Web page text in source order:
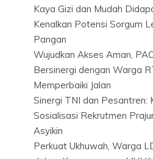
Kaya Gizi dan Mudah
Kenalkan Potensi Sorgum
Pangan
Wujudkan Akses Aman,
Bersinergi dengan Warga
Memperbaiki Jalan
Sinergi TNI dan Pesantren:
Sosialisasi Rekrutmen
Asyikin
Perkuat Ukhuwah, Warga